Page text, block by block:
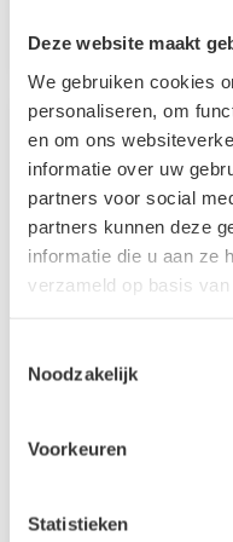
Deze website maakt
We gebruiken cookies
personaliseren, om
en om ons
informatie over uw
partners voor social
partners kunnen deze
informatie die u aan ze
verzameld op basis
Noodzakelijk
Voorkeuren
Statistieken
€ 109,95.
€
Travellife